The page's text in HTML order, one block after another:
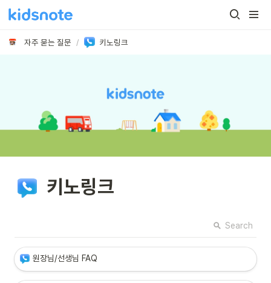
자주 묻는 질문 / 키노링크
키노링크
Search
원장님/선생님 FAQ